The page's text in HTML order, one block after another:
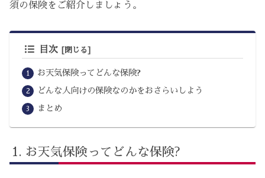
須の保険をご紹介しましょう。
目次
お天気保険ってどんな保険?
どんな人向けの保険なのかをおさらいしよう
まとめ
お天気保険ってどんな保険?